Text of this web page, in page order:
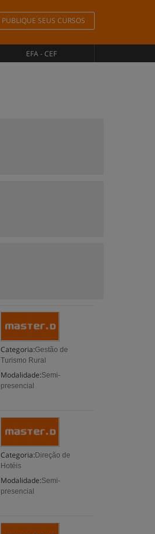
PUBLIQUE SEUS CURSOS
EFA - CEF
Categoria:Gestão de
Turismo Rural
Modalidade:Semi-
presencial
Categoria: Direção de
Hotéis
Modalidade:Semi-
presencial